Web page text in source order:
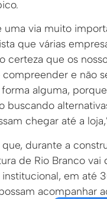
uma via muito
que várias
certeza que os
e não
alguma,
buscando
chegar até a
durante a
de Rio Branco vai
em até
acompanhar